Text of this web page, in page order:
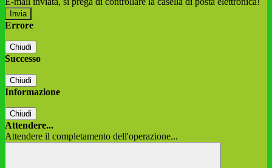
Errore
Chiudi
Successo
Chiudi
Informazione
Chiudi
Attendere...
Attendere il completamento dell'operazione...